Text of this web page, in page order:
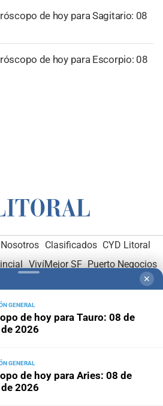
de hoy para Sagitario: 08
de hoy para Escorpio: 08
Clasificados CYD Litoral
VivíMejor SF Puerto Negocios
1979)- Receptorías de avisos
-Elementos institucionales
✕
GENERAL
de hoy para Tauro: 08 de
2026
GENERAL
de hoy para Aries: 08 de
2026